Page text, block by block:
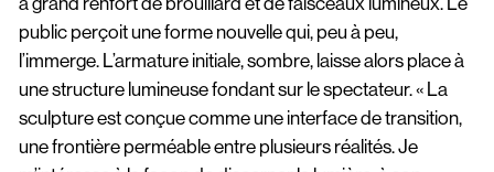
public perçoit une forme nouvelle qui, peu à peu,
l’immerge. L’armature initiale, sombre, laisse alors place à
une structure lumineuse fondant sur le spectateur. « La
sculpture est conçue comme une interface de transition,
une frontière perméable entre plusieurs réalités. Je